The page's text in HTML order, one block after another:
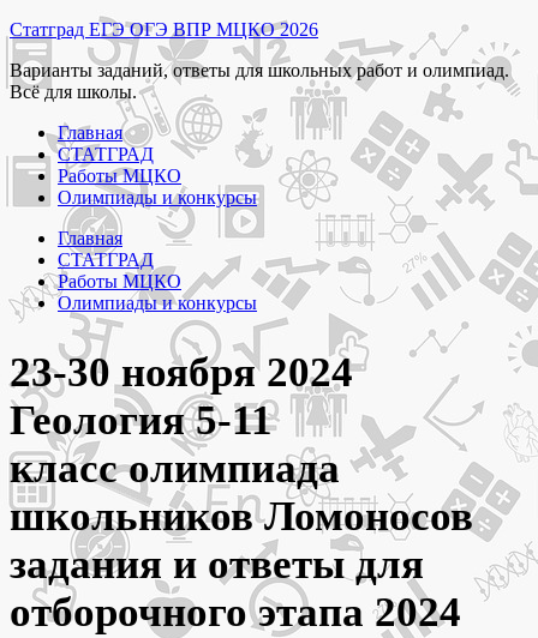
Перейти
к
содержимому
Статград ЕГЭ ОГЭ ВПР МЦКО 2026
Варианты заданий, ответы для школьных работ и олимпиад.
Всё для школы.
Главная
СТАТГРАД
Работы МЦКО
Олимпиады и конкурсы
Главная
СТАТГРАД
Работы МЦКО
Олимпиады и конкурсы
23-30 ноября 2024
Геология 5-11
класс олимпиада
школьников Ломоносов
задания и ответы для
отборочного этапа 2024